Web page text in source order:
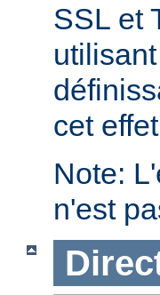
SSL et
cet
Note:
n'est